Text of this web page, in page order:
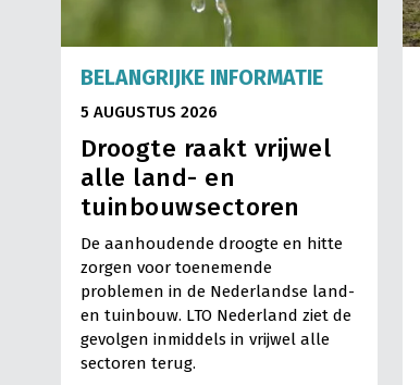
BELANGRIJKE INFORMATIE
5 AUGUSTUS 2026
Droogte raakt vrijwel
alle land- en
tuinbouwsectoren
De aanhoudende droogte en hitte
zorgen voor toenemende
problemen in de Nederlandse land-
en tuinbouw. LTO Nederland ziet de
gevolgen inmiddels in vrijwel alle
sectoren terug.